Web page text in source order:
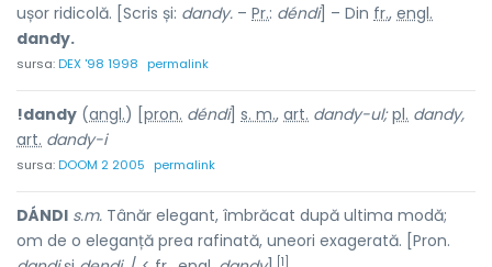
ușor ridicolă. [Scris și: dandy. – Pr.: déndi] – Din fr., engl.
dandy.
sursa:DEX '98 1998 permalink
!dandy (angl.) [ pron. déndi] s. m., art. dandy-ul; pl. dandy,
art. dandy-i
sursa:DOOM 2 2005 permalink
DÁNDI s.m. Tânăr elegant, îmbrăcat după ultima modă;
om de o eleganță prea rafinată, uneori exagerată. [Pron.
[1]